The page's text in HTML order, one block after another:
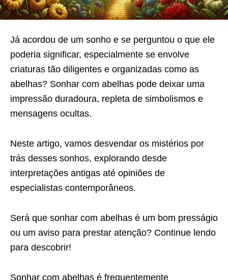
Já acordou de um sonho e se perguntou o que ele
poderia significar, especialmente se envolve
criaturas tão diligentes e organizadas como as
abelhas? Sonhar com abelhas pode deixar uma
impressão duradoura, repleta de simbolismos e
mensagens ocultas.
Neste artigo, vamos desvendar os mistérios por
trás desses sonhos, explorando desde
interpretações antigas até opiniões de
especialistas contemporâneos.
Será que sonhar com abelhas é um bom presságio
ou um aviso para prestar atenção? Continue lendo
para descobrir!
Sonhar com abelhas é frequentemente